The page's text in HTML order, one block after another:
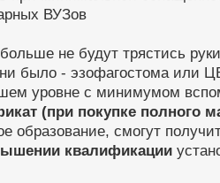
ВУЗов
не будут трястись
было - эзофагостома или
уровне с минимумом
(при покупке полного
образование, смогут
квалификации